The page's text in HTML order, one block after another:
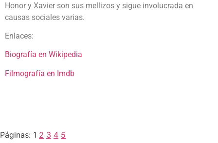
Honor y Xavier son sus mellizos y sigue involucrada en
causas sociales varias.
Enlaces:
Biografía en Wikipedia
Filmografía en Imdb
Páginas: 1 2 3 4 5